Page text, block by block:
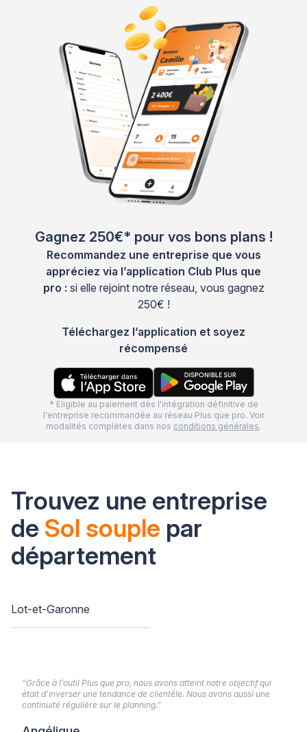
Gagnez 250€* pour vos bons plans !
Recommandez une entreprise que vous
appréciez via l’application Club Plus que
pro : si elle rejoint notre réseau, vous gagnez
250€ !
Téléchargez l’application et soyez
récompensé
* Eligible au paiement dès l'intégration définitive de
l'entreprise recommandée au réseau Plus que pro. Voir
modalités complètes dans nos conditions générales.
Trouvez une entreprise
de Sol souple par
département
Lot-et-Garonne
“Grâce à l’outil Plus que pro, nous avons atteint notre objectif qui
était d’inverser une tendance de clientèle. Nous avons aussi une
continuité régulière sur le planning.”